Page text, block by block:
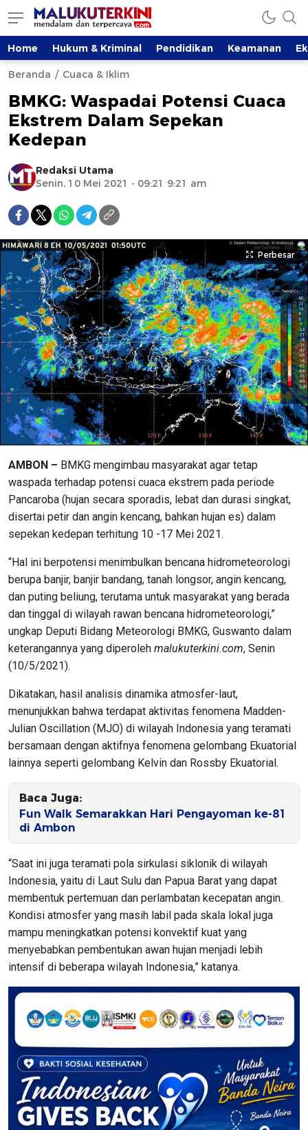
Home Hukum & Kriminal Pendidikan Keamanan
Beranda Cuaca & Iklim
BMKG: Waspadai Potensi Cuaca
Ekstrem Dalam Sepekan
Kedepan
Redaksi Utama
Senin, 10 Mei 2021 - 09:21 9:21 am
Perbesar
AMBON – BMKG mengimbau masyarakat agar tetap
waspada terhadap potensi cuaca ekstrem pada periode
Pancaroba (hujan secara sporadis, lebat dan durasi singkat,
disertai petir dan angin kencang, bahkan hujan es) dalam
sepekan kedepan terhitung 10 -17 Mei 2021.
“Hal ini berpotensi menimbulkan bencana hidrometeorologi
berupa banjir, banjir bandang, tanah longsor, angin kencang,
dan puting beliung, terutama untuk masyarakat yang berada
dan tinggal di wilayah rawan bencana hidrometeorologi,”
ungkap Deputi Bidang Meteorologi BMKG, Guswanto dalam
keterangannya yang diperoleh malukuterkini.com, Senin
(10/5/2021).
Dikatakan, hasil analisis dinamika atmosfer-laut,
menunjukkan bahwa terdapat aktivitas fenomena Madden-
Julian Oscillation (MJO) di wilayah Indonesia yang teramati
bersamaan dengan aktifnya fenomena gelombang Ekuatorial
lainnya seperti gelombang Kelvin dan Rossby Ekuatorial.
Baca Juga:
Fun Walk Semarakkan Hari Pengayoman ke-81
di Ambon
“Saat ini juga teramati pola sirkulasi siklonik di wilayah
Indonesia, yaitu di Laut Sulu dan Papua Barat yang dapat
membentuk pertemuan dan perlambatan kecepatan angin.
Kondisi atmosfer yang masih labil pada skala lokal juga
mampu meningkatkan potensi konvektif kuat yang
menyebabkan pembentukan awan hujan menjadi lebih
intensif di beberapa wilayah Indonesia,” katanya.